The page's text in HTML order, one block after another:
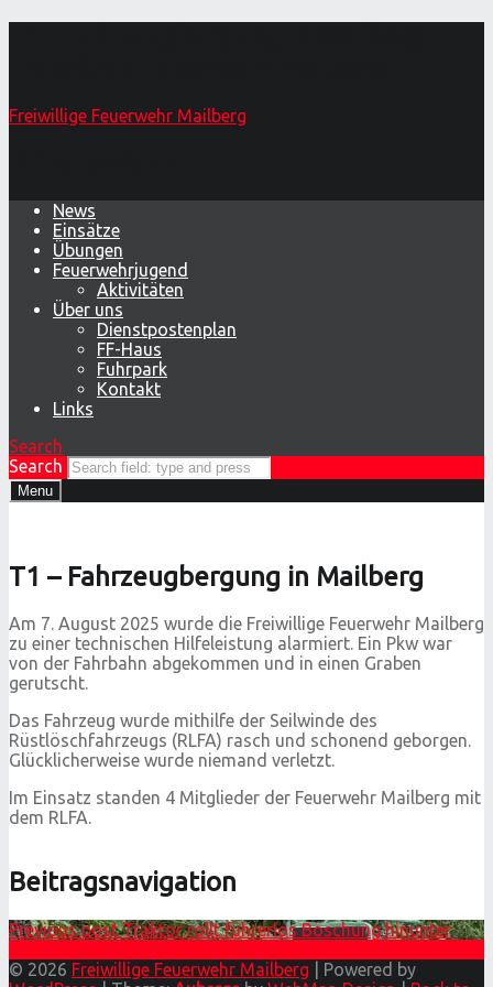
Freiwillige Feuerwehr Mailberg
News
Einsätze
Übungen
Feuerwehrjugend
Aktivitäten
Über uns
Dienstpostenplan
FF-Haus
Fuhrpark
Kontakt
Links
Search
Search
Menu
T1 – Fahrzeugbergung in Mailberg
Am 7. August 2025 wurde die Freiwillige Feuerwehr Mailberg
zu einer technischen Hilfeleistung alarmiert. Ein Pkw war
von der Fahrbahn abgekommen und in einen Graben
gerutscht.
Das Fahrzeug wurde mithilfe der Seilwinde des
Rüstlöschfahrzeugs (RLFA) rasch und schonend geborgen.
Glücklicherweise wurde niemand verletzt.
Im Einsatz standen 4 Mitglieder der Feuerwehr Mailberg mit
dem RLFA.
Beitragsnavigation
Previous post Traktor rollt führerlos Böschung hinunter
© 2026 Freiwillige Feuerwehr Mailberg
Powered by